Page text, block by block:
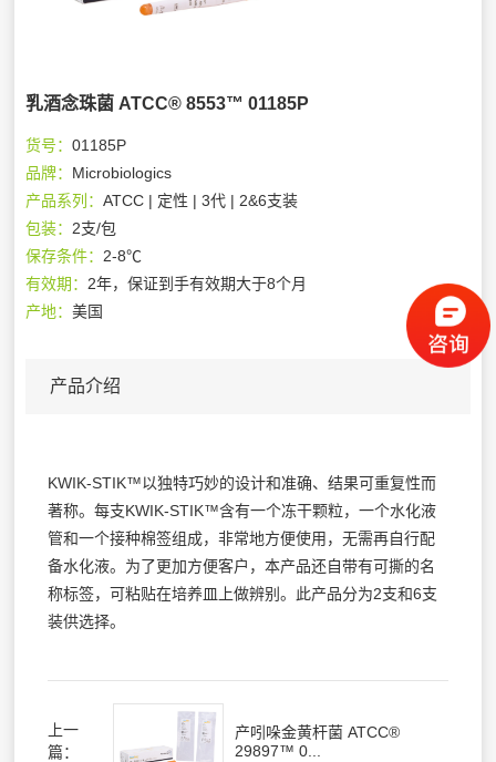
乳酒念珠菌 ATCC® 8553™ 01185P
货号：01185P
品牌： Microbiologics
产品系列：ATCC | 定性 | 3代 | 2&6支装
包装： 2支/包
保存条件： 2-8℃
有效期： 2年，保证到手有效期大于8个月
产地：美国
产品介绍
KWIK-STIK™以独特巧妙的设计和准确、结果可重复性而
著称。每支KWIK-STIK™含有一个冻干颗粒，一个水化液
管和一个接种棉签组成，非常地方便使用，无需再自行配
备水化液。为了更加方便客户，本产品还自带有可撕的名
称标签，可粘贴在培养皿上做辨别。此产品分为2支和6支
装供选择。
上一
篇：
产吲哚金黄杆菌 ATCC®
29897™ 0...